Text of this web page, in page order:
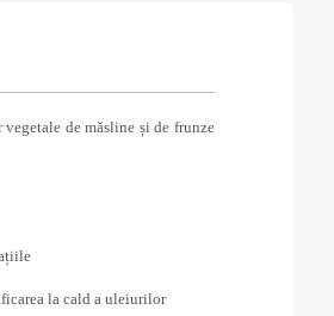
de măsline și de frunze
la cald a uleiurilor